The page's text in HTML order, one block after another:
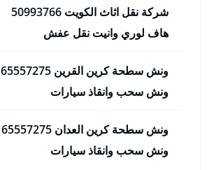
شركة نقل اثاث الكويت 50993766
هاف لوري وانيت نقل عفش
ونش سطحة كرين القرين 65557275
ونش سحب وانقاذ سيارات
ونش سطحة كرين العدان 65557275
ونش سحب وانقاذ سيارات